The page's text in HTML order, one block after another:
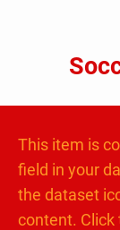
This item is
field in your
the dataset
content. Click